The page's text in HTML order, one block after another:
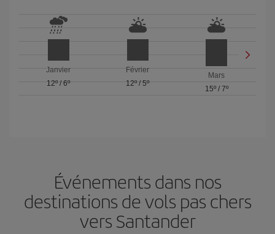
Janvier
12º/6º
Février
12º/ 5º
Mars
15º/ 7º
Événements dans nos
destinations de vols pas chers
vers Santander